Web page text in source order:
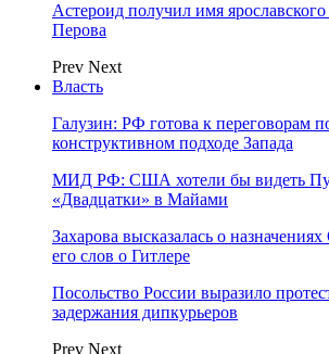
Астероид получил имя
Перова
Prev Next
Власть
Галузин: РФ готова к переговорам
конструктивном подходе Запада
МИД РФ: США хотели бы видеть
«Двадцатки» в Майами
Захарова высказалась о
его слов о Гитлере
Посольство России выразило
задержания дипкурьеров
Prev Next